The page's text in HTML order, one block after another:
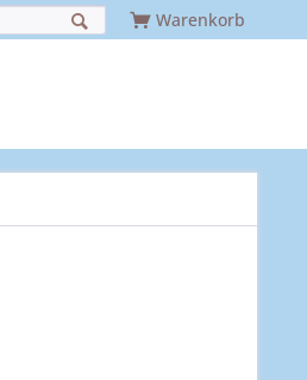
Warenkorb